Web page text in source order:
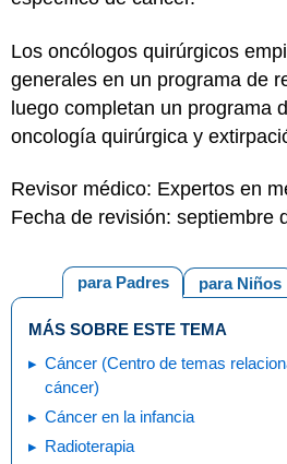
Los oncólogos quirúrgicos
generales en un programa de
luego completan un programa
oncología quirúrgica y
Revisor médico: Expertos en
Fecha de revisión: septiembre
para Niños
para Padres
MÁS SOBRE ESTE TEMA
Cáncer (Centro de temas
cáncer)
Cáncer en la infancia
Radioterapia